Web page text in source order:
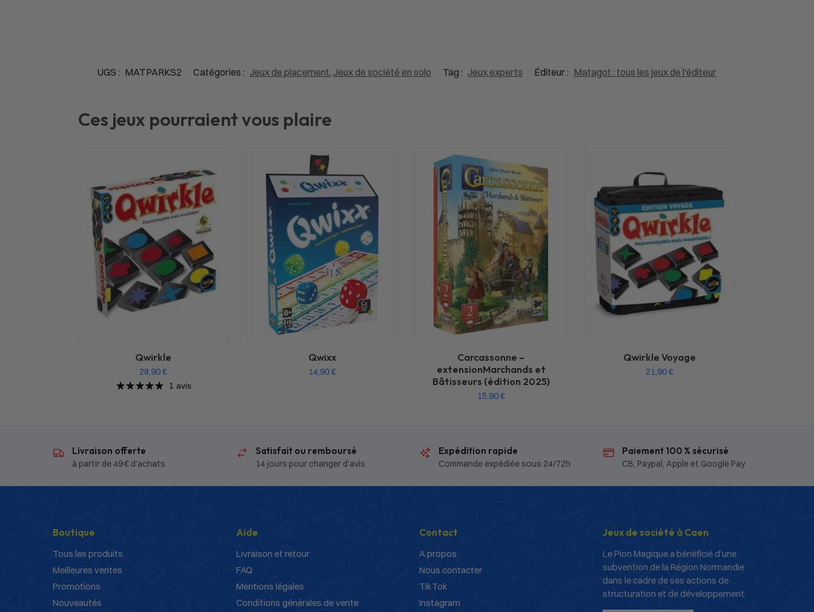
UGS : MATPARKS2 Catégories : Jeux de placement, Jeux de société en solo Tag : Jeux experts Éditeur : Matagot : tous les jeux de l'éditeur
Ces jeux pourraient vous plaire
Qwirkle
28,90€
1 avis
Qwixx
14,90€
Carcassonne –
extensionMarchands et
Bâtisseurs (édition 2025)
15,90€
Qwirkle Voyage
21,90€
Livraison offerte
à partir de 49 € d’achats
Satisfait ou remboursé
14 jours pour changer d’avis
Expédition rapide
Commande expédiée sous 24/72h
Paiement 100 % sécurisé
CB, Paypal, Apple et Google Pay
Boutique
Tous les produits
Meilleures ventes
Promotions
Nouveautés
Aide
Livraison et retour
FAQ
Mentions légales
Conditions générales de vente
Contact
A propos
Nous contacter
TikTok
Instagram
Jeux de société à Caen
Le Pion Magique a bénéficié d’une
subvention de la Région Normandie
dans le cadre de ses actions de
structuration et de développement.